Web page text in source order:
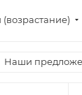
Наши